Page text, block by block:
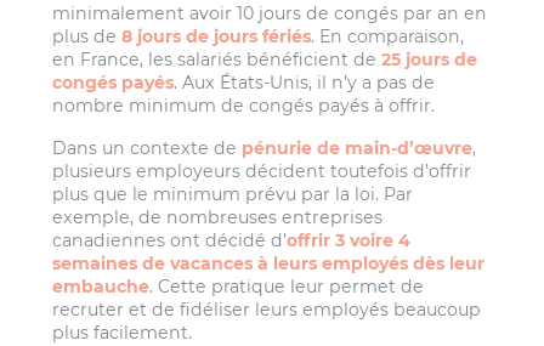
minimalement avoir 10 jours de congés par an en
plus de8 jours de jours fériés. En comparaison,
en France, les salariés bénéficient de25 jours de
congés payés. Aux États-Unis, il n’y a pas de
nombre minimum de congés payés à offrir.
Dans un contexte de pénurie de main-d’œuvre,
plusieurs employeurs décident toutefois d’offrir
plus que le minimum prévu par la loi. Par
exemple, de nombreuses entreprises
canadiennes ont décidé d’offrir 3 voire 4
semaines de vacances à leurs employés dès leur
embauche. Cette pratique leur permet de
recruter et de fidéliser leurs employés beaucoup
plus facilement.